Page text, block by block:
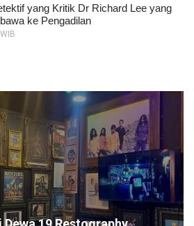
yang Kritik Dr Richard Lee yang
ke Pengadilan